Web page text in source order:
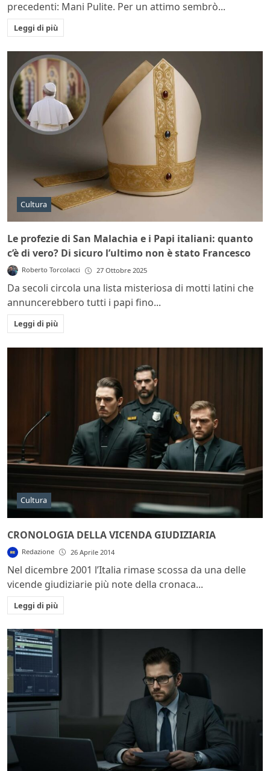
precedenti: Mani Pulite. Per un attimo sembrò...
Leggi di più
Cultura
Le profezie di San Malachia e i Papi italiani: quanto
c’è di vero? Di sicuro l’ultimo non è stato Francesco
Roberto Torcolacci 27 Ottobre 2025
Da secoli circola una lista misteriosa di motti latini che
annuncerebbero tutti i papi fino...
Leggi di più
Cultura
CRONOLOGIA DELLA VICENDA GIUDIZIARIA
Redazione 26 Aprile 2014
Nel dicembre 2001 l’Italia rimase scossa da una delle
vicende giudiziarie più note della cronaca...
Leggi di più